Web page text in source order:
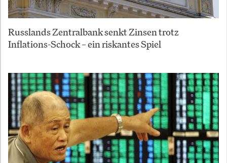
Russlands Zentralbank senkt Zinsen trotz
Inflations-Schock – ein riskantes Spiel